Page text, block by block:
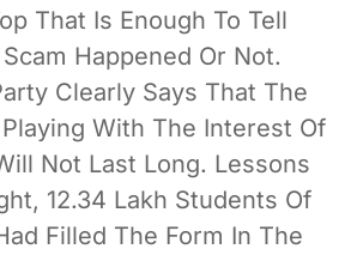
That Is Enough To Tell
Happened Or Not.
Clearly Says That The
With The Interest Of
Not Last Long. Lessons
12.34 Lakh Students Of
Filled The Form In The